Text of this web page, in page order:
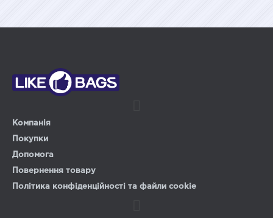
Компанія
Покупки
Допомога
Повернення товару
Політика конфіденційності та файли cookie